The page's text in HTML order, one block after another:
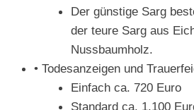
Der günstige Sarg
der teure Sarg aus
Nussbaumholz.
• Todesanzeigen und
Einfach ca. 720 Euro
Standard ca. 1.100